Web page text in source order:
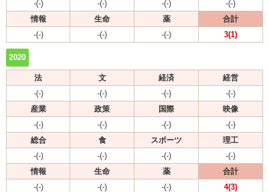
-(-)
-(-) -(-)
-(-)
情報
生命 薬
合計
-(-)
-(-) -(-) 3(1)
2020
法 文 経済
経営
-(-)
-(-) -(-)
-(-)
産業
政策 国際
映像
-(-)
-(-) -(-)
-(-)
総合
食 スポーツ
理工
-(-)
-(-) -(-)
-(-)
情報
生命 薬
合計
-(-)
-(-) -(-) 4(3)